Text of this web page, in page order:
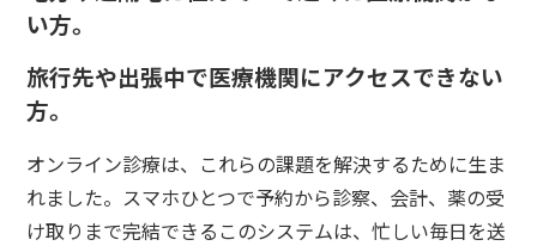
い方。
旅行先や出張中で医療機関にアクセスできない
方。
オンライン診療は、これらの課題を解決するために生ま
れました。スマホひとつで予約から診察、会計、薬の受
け取りまで完結できるこのシステムは、忙しい毎日を送